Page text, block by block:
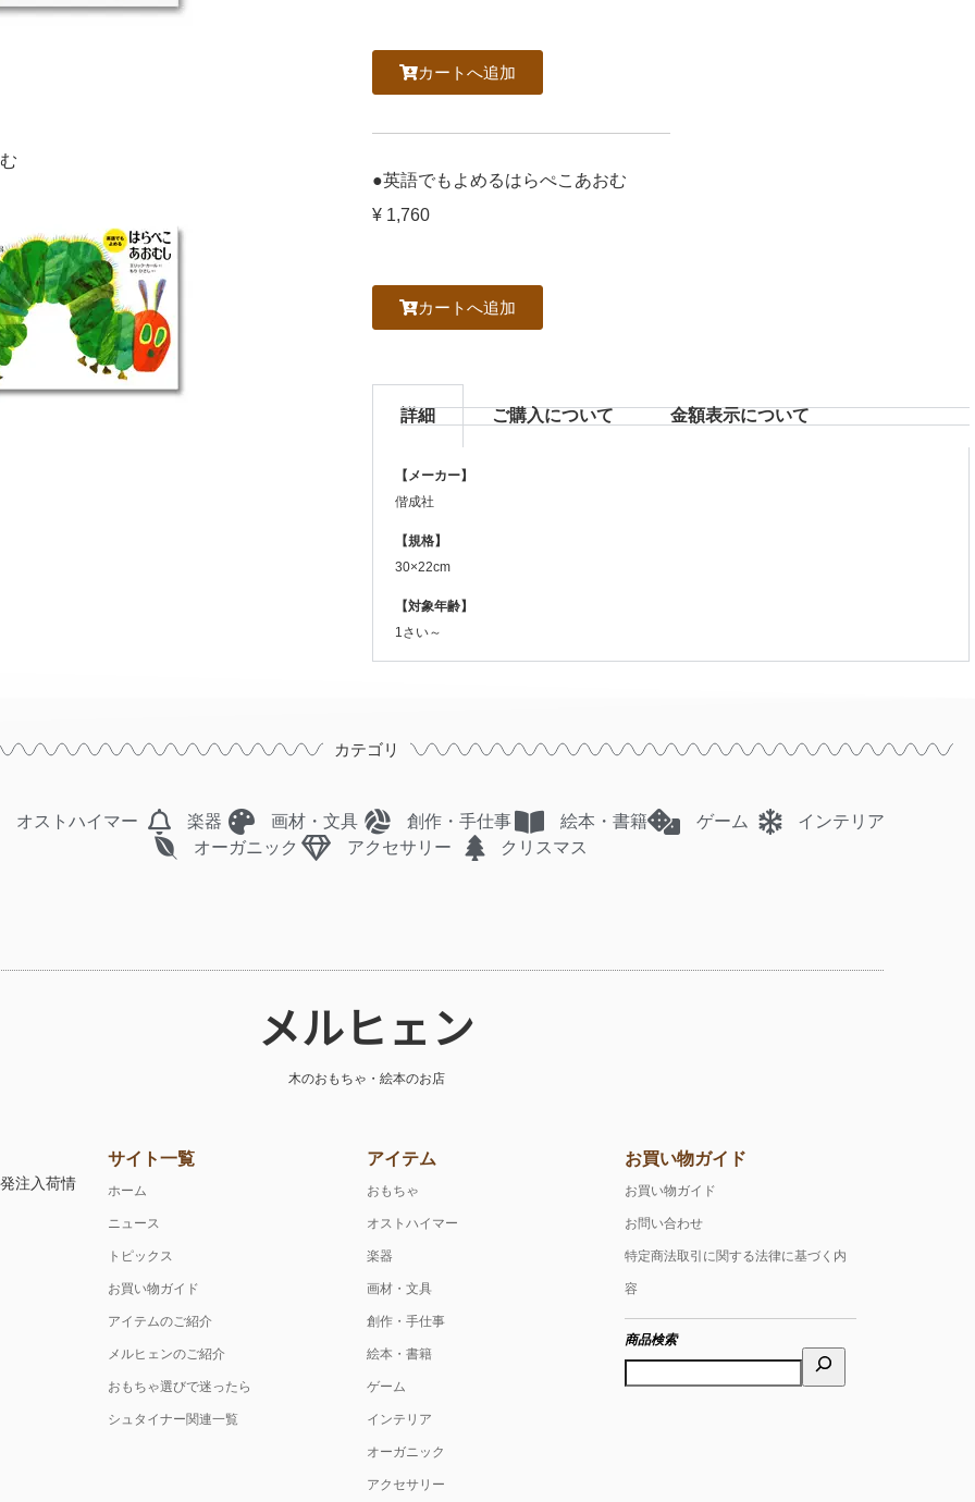
カートへ追加
●英語でもよめるはらぺこあおむ
¥ 1,760
カートへ追加
詳細 ご購入について ⾦額表⽰について
【メーカー】
偕成社
【規格】
30×22cm
【対象年齢】
1さい～
カテゴリ
オストハイマー 楽器 画材・文具 創作・手仕事 絵本・書籍 ゲーム
インテリア
オーガニック
アクセサリー クリスマス
メルヒェン
木のおもちゃ・絵本のお店
注入荷情
サイト一覧
ホーム
ニュース
トピックス
お買い物ガイド
アイテムのご紹介
メルヒェンのご紹介
おもちゃ選びで迷ったら
シュタイナー関連一覧
アイテム
おもちゃ
オストハイマー
楽器
画材・文具
創作・手仕事
絵本・書籍
ゲーム
インテリア
オーガニック
アクセサリー
お買い物ガイド
お買い物ガイド
お問い合わせ
特定商法取引に関する法律に基づく内
容
商品検索